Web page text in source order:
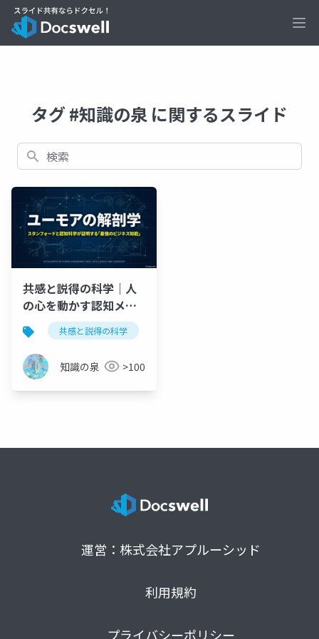
タグ #知識の泉 に関するスライド
検索
共感と説得の科学｜人
の心を動かす認知メカ
ニズムの設計図
共感と説得の科学
知識の泉 >100
運営：株式会社アプルーシッド
利用規約
プライバシーポリシー